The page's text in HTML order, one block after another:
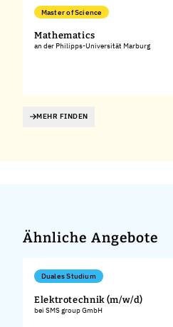
Master of Science
Mathematics
an der Philipps-Universität Marburg
MEHR FINDEN
Ähnliche Angebote
Duales Studium
Elektrotechnik (m/w/d)
bei SMS group GmbH